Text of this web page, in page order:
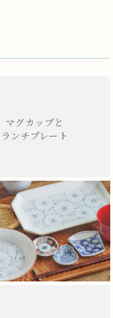
マグカップと
ランチプレート